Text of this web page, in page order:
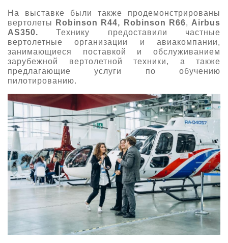
На выставке были также продемонстрированы
вертолеты
Robinson R44, Robinson R66, Airbus
AS350.Технику предоставили частные
вертолетные организации и авиакомпании,
занимающиеся поставкой и обслуживанием
зарубежной вертолетной техники, а также
предлагающие услуги по обучению
пилотированию.